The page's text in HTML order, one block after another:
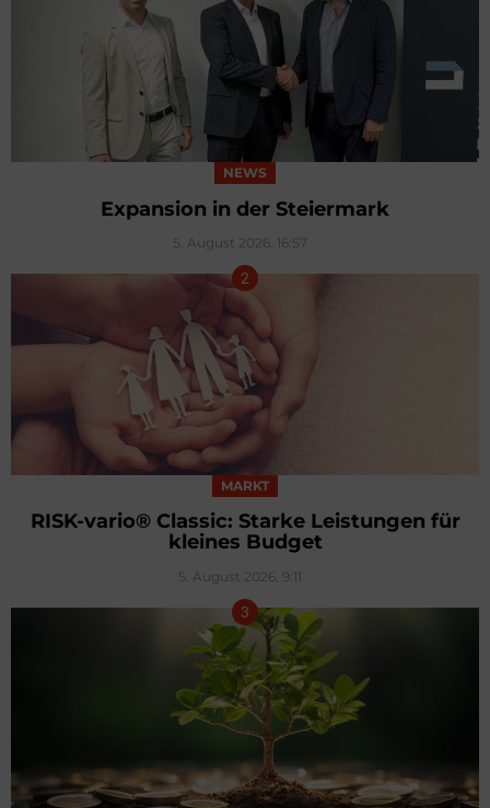
NEWS
Expansion in der Steiermark
5. August 2026, 16:57
MARKT
RISK-vario® Classic: Starke Leistungen für
kleines Budget
5. August 2026, 9:11